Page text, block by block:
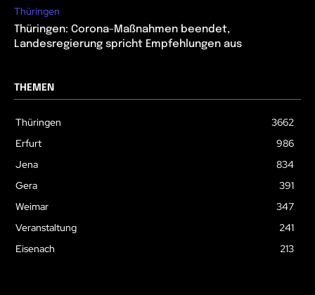
Thüringen
Thüringen: Corona-Maßnahmen beendet,
Landesregierung spricht Empfehlungen aus
THEMEN
Thüringen
3662
Erfurt
986
Jena
834
Gera
391
Weimar
347
Veranstaltung
241
Eisenach
213